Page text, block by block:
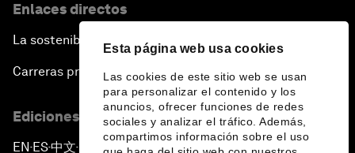
Esta página web usa cookies
Las cookies de este sitio web se usan
para personalizar el contenido y los
anuncios, ofrecer funciones de redes
sociales y analizar el tráfico. Además,
compartimos información sobre el uso
Enlaces directos
La sostenibilidad en el Foro
Carreras profesionales
Ediciones en otros idiomas
EN ▪ ES▪中文▪ 日本語